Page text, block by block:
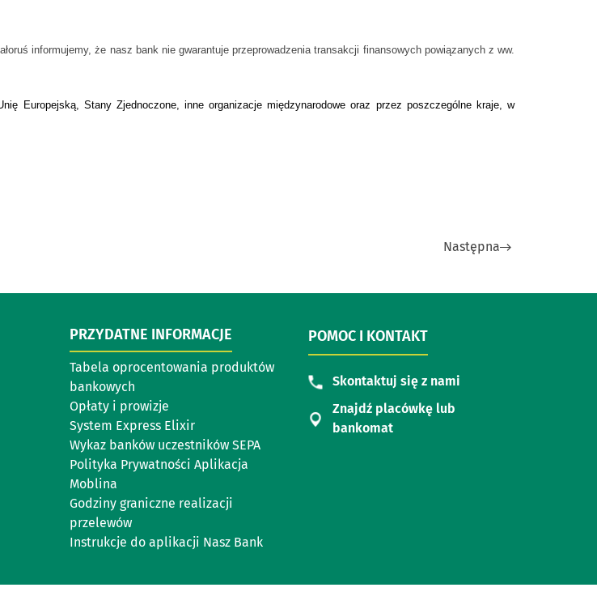
informujemy, że nasz bank nie gwarantuje przeprowadzenia transakcji finansowych powiązanych z ww.
Europejską, Stany Zjednoczone, inne organizacje międzynarodowe oraz przez poszczególne kraje, w
Następna
PRZYDATNE INFORMACJE
Tabela oprocentowania produktów
bankowych
Opłaty i prowizje
System Express Elixir
Wykaz banków uczestników SEPA
Polityka Prywatności Aplikacja
Moblina
Godziny graniczne realizacji
przelewów
Instrukcje do aplikacji Nasz Bank
POMOC I KONTAKT
Skontaktuj się z nami
Znajdź placówkę lub
bankomat